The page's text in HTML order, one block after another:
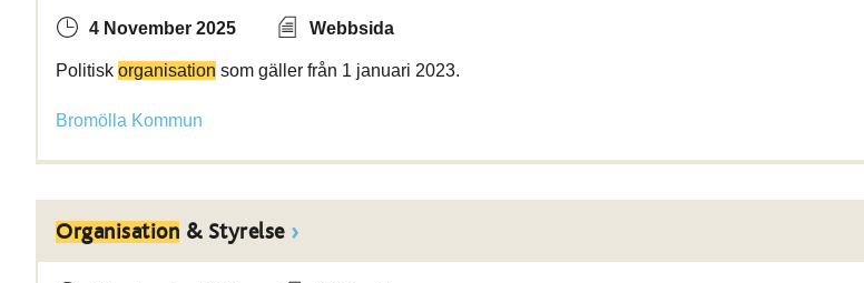
4 November 2025 Webbsida
Politisk organisation som gäller från 1 januari 2023.
Bromölla Kommun
Organisation & Styrelse